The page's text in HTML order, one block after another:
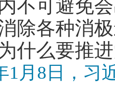
不可避免
除各种消
什么要推
月8日，习